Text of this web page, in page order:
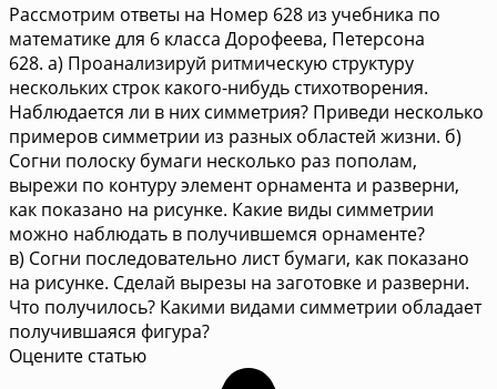
Рассмотрим ответы на Номер 628 из учебника по
математике для 6 класса Дорофеева, Петерсона
628. а) Проанализируй ритмическую структуру
нескольких строк какого-нибудь стихотворения.
Наблюдается ли в них симметрия? Приведи несколько
примеров симметрии из разных областей жизни. б)
Согни полоску бумаги несколько раз пополам,
вырежи по контуру элемент орнамента и разверни,
как показано на рисунке. Какие виды симметрии
можно наблюдать в получившемся орнаменте?
в) Согни последовательно лист бумаги, как показано
на рисунке. Сделай вырезы на заготовке и разверни.
Что получилось? Какими видами симметрии обладает
получившаяся фигура?
Оцените статью